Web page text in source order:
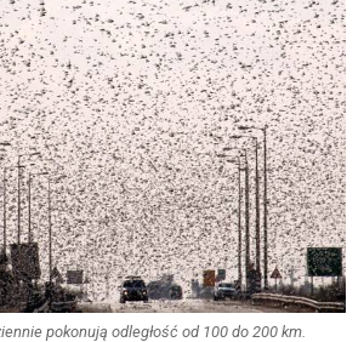
pokonują odległość od 100 do 200 km.